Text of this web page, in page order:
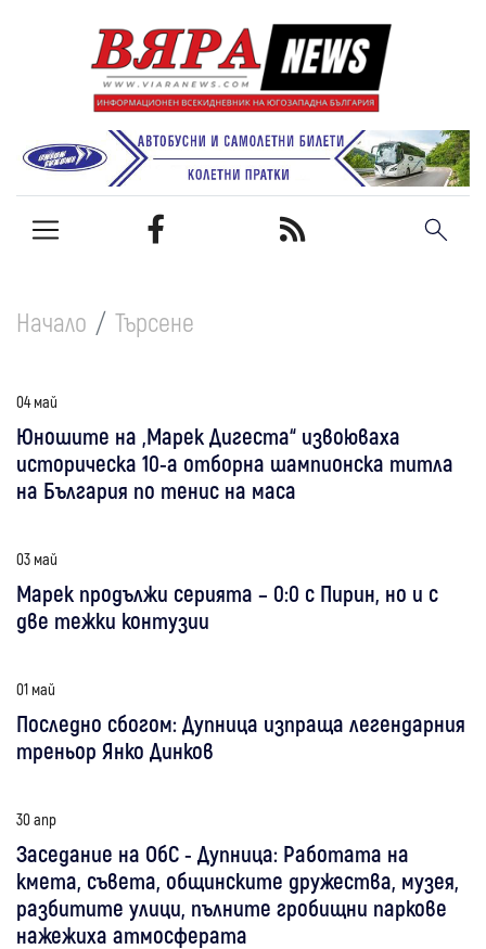
Начало Търсене
04 май
Юношите на „Марек Дигеста“ извоюваха
историческа 10-а отборна шампионска титла
на България по тенис на маса
03 май
Марек продължи серията – 0:0 с Пирин, но и с
две тежки контузии
01 май
Последно сбогом: Дупница изпраща легендарния
треньор Янко Динков
30 апр
Заседание на ОбС - Дупница: Работата на
кмета, съвета, общинските дружества, музея,
разбитите улици, пълните гробищни паркове
нажежиха атмосферата